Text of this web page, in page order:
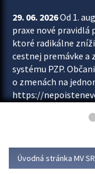
29. 06. 2026Od 1.
praxe nové
ktoré radikálne
cestnej premávke a
systému PZP.
o zmenách na
https://
asociácie poisťovní
Viac
Úvodná stránka MV SR